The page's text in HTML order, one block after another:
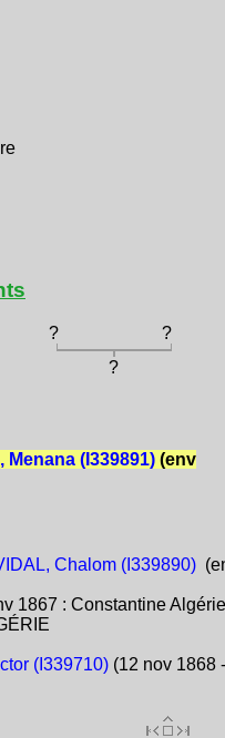
?
?
?
Menana (I339891)(env
Chalom (I339890)
1867 : Constantine Algérie
(I339710)(12 nov 1868